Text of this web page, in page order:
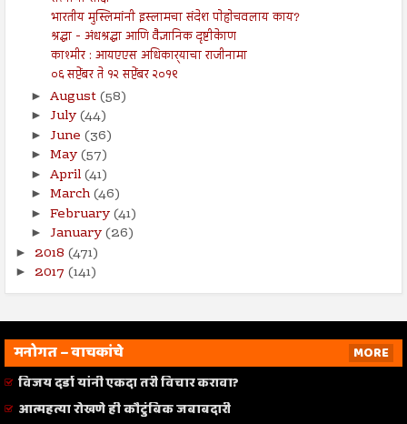
भारतीय मुस्लिमांनी इस्लामचा संदेश पोहोचवलाय काय?
श्रद्धा - अंधश्रद्धा आणि वैज्ञानिक दृष्टीकेाण
काश्मीर : आयएएस अधिकार्‍याचा राजीनामा
०६ सप्टेंबर ते १२ सप्टेंबर २०१९
► August(58)
► July(44)
► June (36)
► May(57)
► April(41)
► March(46)
► February(41)
► January(26)
► 2018 (471)
► 2017 (141)
मनोगत – वाचकांचे
MORE
विजय दर्डा यांनी एकदा तरी विचार करावा?
आत्महत्या रोखणे ही कौटुंबिक जबाबदारी